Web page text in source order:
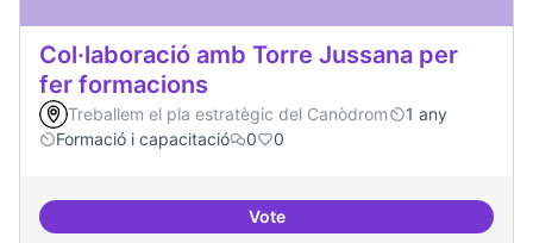
Col·laboració amb Torre Jussana per
fer formacions
Treballem el pla estratègic del Canòdrom
1 any
Formació i capacitació
0 0
VoteCol·laboració amb Torre